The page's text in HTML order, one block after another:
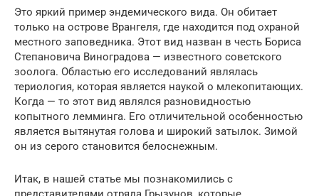
Это яркий пример эндемического вида. Он обитает
только на острове Врангеля, где находится под охраной
местного заповедника. Этот вид назван в честь Бориса
Степановича Виноградова — известного советского
зоолога. Областью его исследований являлась
териология, которая является наукой о млекопитающих.
Когда — то этот вид являлся разновидностью
копытного лемминга. Его отличительной особенностью
является вытянутая голова и широкий затылок. Зимой
он из серого становится белоснежным.
Итак, в нашей статье мы познакомились с